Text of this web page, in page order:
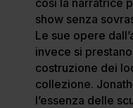
show senza
Le sue opere
invece si
costruzione dei
collezione.
l’essenza delle